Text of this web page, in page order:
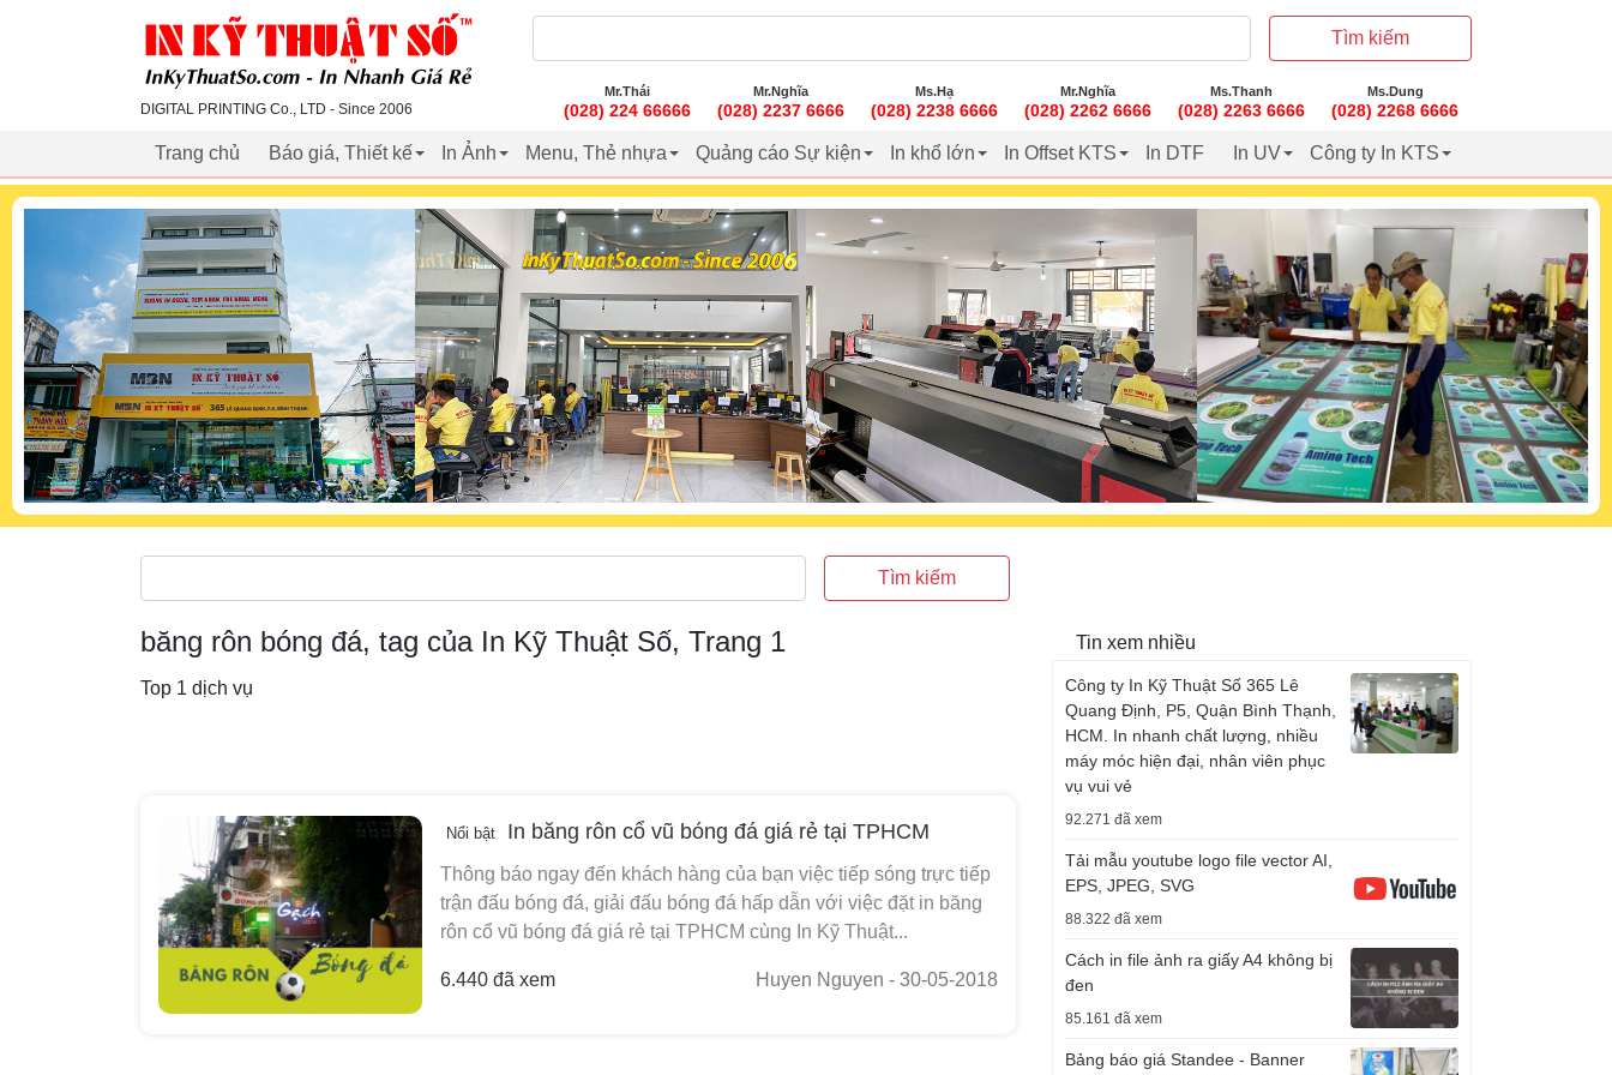
inkythuatso.com
DIGITAL PRINTING Co., LTD - Since 2006
Tìm kiếm
Mr.Thái
(028) 224 66666
Mr.Nghĩa
(028) 2237 6666
Ms.Hạ
(028) 2238 6666
Mr.Nghĩa
(028) 2262 6666
Ms.Thanh
(028) 2263 6666
Ms.Dung
(028) 2268 6666
Trang chủ Báo giá, Thiết kế In Ảnh Menu, Thẻ nhựa Quảng cáo Sự kiện In khổ lớn In Offset KTS In DTF In UV Công ty In KTS
Tìm kiếm
băng rôn bóng đá, tag của In Kỹ Thuật Số, Trang 1
Top 1 dịch vụ
Nổi bật In băng rôn cổ vũ bóng đá giá rẻ tại TPHCM
Thông báo ngay đến khách hàng của bạn việc tiếp sóng trực tiếp
trận đấu bóng đá, giải đấu bóng đá hấp dẫn với việc đặt in băng
rôn cổ vũ bóng đá giá rẻ tại TPHCM cùng In Kỹ Thuật...
6.440 đã xem Huyen Nguyen - 30-05-2018
Tin xem nhiều
Công ty In Kỹ Thuật Số 365 Lê
Quang Định, P5, Quận Bình Thạnh,
HCM. In nhanh chất lượng, nhiều
máy móc hiện đại, nhân viên phục
vụ vui vẻ
92.271 đã xem
Tải mẫu youtube logo file vector AI,
EPS, JPEG, SVG
88.322 đã xem
Cách in file ảnh ra giấy A4 không bị
đen
85.161 đã xem
Bảng báo giá Standee - Banner